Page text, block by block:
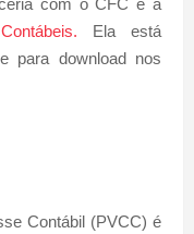
com o CFC e a
Ela está
para download nos
Contábil (PVCC) é